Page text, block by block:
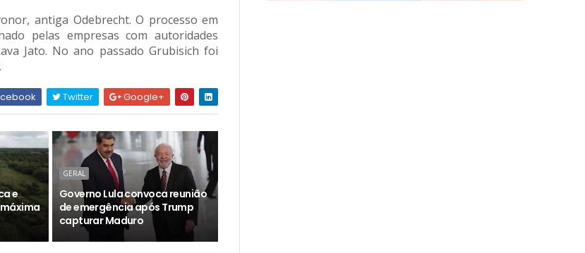
antiga Odebrecht. O processo em
pelas empresas com autoridades
Jato. No ano passado Grubisich foi
Twitter Google+
e
GERAL
Governo Lula convoca reunião
de emergência após Trump
capturar Maduro